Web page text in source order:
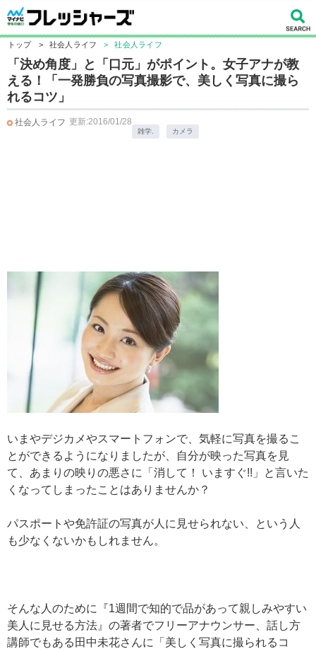
トップ > 社会人ライフ > 社会人ライフ
「決め角度」と「口元」がポイント。女子アナが教
える！「一発勝負の写真撮影で、美しく写真に撮ら
れるコツ」
社会人ライフ 更新:2016/01/28
雑学. カメラ
いまやデジカメやスマートフォンで、気軽に写真を撮るこ
とができるようになりましたが、自分が映った写真を見
て、あまりの映りの悪さに「消して！ いますぐ!!」と言いた
くなってしまったことはありませんか？
パスポートや免許証の写真が人に見せられない、という人
も少なくないかもしれません。
そんな人のために『1週間で知的で品があって親しみやすい
美人に見せる方法』の著者でフリーアナウンサー、話し方
講師でもある田中未花さんに「美しく写真に撮られるコ